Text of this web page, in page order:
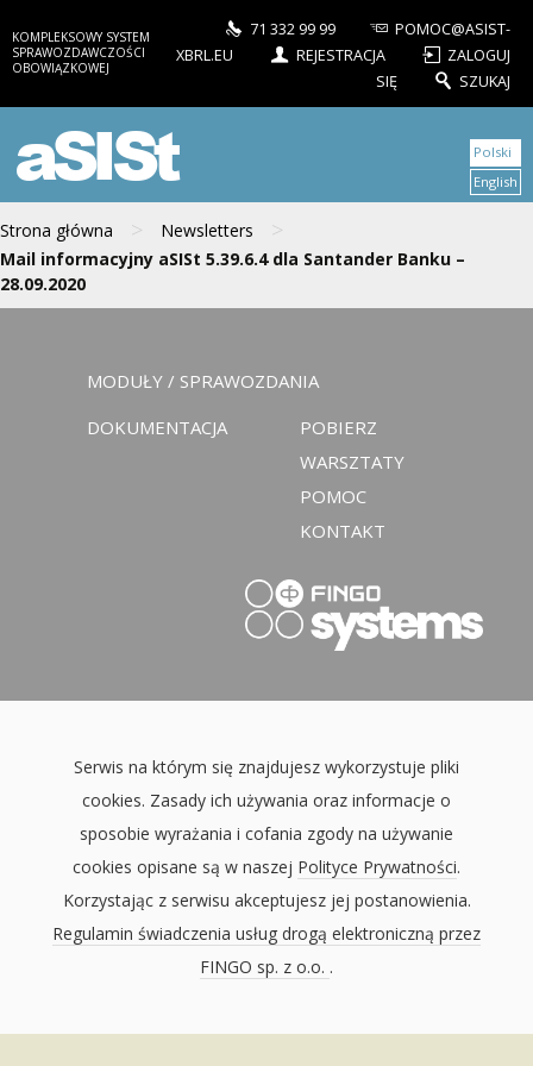
KOMPLEKSOWY SYSTEM
SPRAWOZDAWCZOŚCI
OBOWIĄZKOWEJ
71 332 99 99
POMOC@ASIST-
XBRL.EU
REJESTRACJA
ZALOGUJ
SIĘ
SZUKAJ
aSISt
Strona główna > Newsletters >
Mail informacyjny aSISt 5.39.6.4 dla Santander Banku –
28.09.2020
Polski
English
MODUŁY / SPRAWOZDANIA
DOKUMENTACJA
POBIERZ
WARSZTATY
POMOC
KONTAKT
Serwis na którym się znajdujesz wykorzystuje pliki
cookies. Zasady ich używania oraz informacje o
sposobie wyrażania i cofania zgody na używanie
cookies opisane są w naszej Polityce Prywatności.
Korzystając z serwisu akceptujesz jej postanowienia.
Regulamin świadczenia usług drogą elektroniczną przez
FINGO sp. z o.o. .